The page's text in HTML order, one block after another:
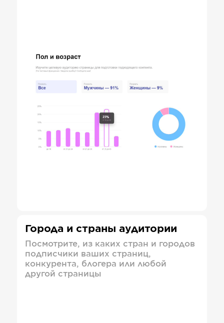
Города и страны аудитории
Посмотрите, из каких стран и городов
подписчики ваших страниц,
конкурента, блогера или любой
другой страницы